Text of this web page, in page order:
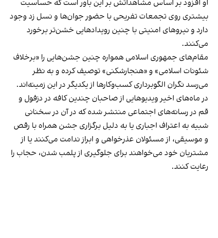
او افزود بر اساس مشاهداتش بر این باور است که حساسیت
بیشتری روی تجمعات تفریحی با حضور جوان‌ها و نسل زد وجود
دارد و نیروهای امنیتی با چنین رویدادهایی خشن‌تر برخورد
می‌کنند.
مقام‌های جمهوری اسلامی همواره چنین جشن‌هایی را «برخلاف
شئونات اسلامی» و «هنجارشکنی» توصیف کرده و به نظر
می‌رسد نگران الگوبرداری کسب‌وکارها از یکدیگر در این زمینه‌اند.
در ماه‌های اخیر ویدیوهایی از صاحبان چندین کافه در دزفول و
قم در رسانه‌های اجتماعی منتشر شده که در آن در سخنانی
شبیه به اعتراف اجباری یا به دلیل برگزاری جشن همراه با رقص
و موسیقی، از مسئولان عذرخواهی و ابراز ندامت می‌کنند یا از
مشتریان خود می‌خواهند برای جلوگیری از پلمب شدن، حجاب را
رعایت کنند.